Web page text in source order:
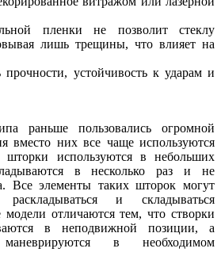
пленки не позволит стеклу
лишь трещины, что влияет на
устойчивость к ударам и
раньше пользовались огромной
вместо них все чаще используются
шторки используются в небольших
в несколько раз и не
Все элементы таких шторок могут
и складываться
отличаются тем, что створки
в неподвижной позиции, а
в необходимом